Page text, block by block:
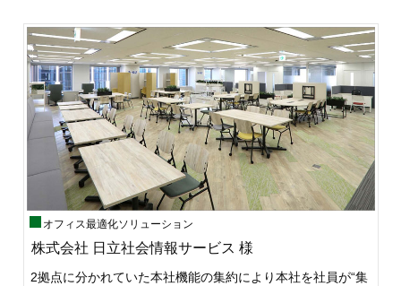
オフィス最適化ソリューション
株式会社 日立社会情報サービス 様
2拠点に分かれていた本社機能の集約により本社を社員が“集